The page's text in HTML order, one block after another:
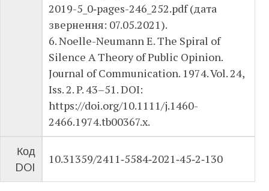
2019-5_0‑pages-246_252.pdf (дата
звернення: 07.05.2021).
6. Noelle-Neumann E. The Spiral of
Silence A Theory of Public Opinion.
Journal of Communication. 1974. Vol. 24,
Iss. 2. P. 43–51. DOI:
https://doi.org/10.1111/j.1460-
2466.1974.tb00367.x.
Код
DOI
10.31359/2411‑5584‑2021‑45‑2‑130